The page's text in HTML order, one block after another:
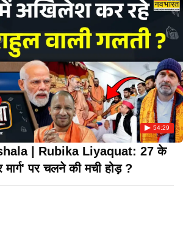
54:29
| Rubika Liyaquat: 27 के
मार्ग' पर चलने की मची होड़ ?